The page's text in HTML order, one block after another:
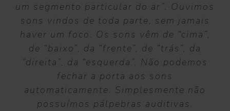
um segmento particular do ar”. Ouvimos
sons vindos de toda parte, sem jamais
haver um foco. Os sons vêm de “cima”,
de “baixo”, da “frente”, de “trás”, da
“direita”, da “esquerda”. Não podemos
fechar a porta aos sons
automaticamente. Simplesmente não
possuímos pálpebras auditivas.